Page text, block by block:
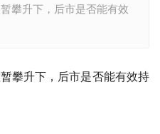
攀升下，后市是否能有效
攀升下，后市是否能有效持